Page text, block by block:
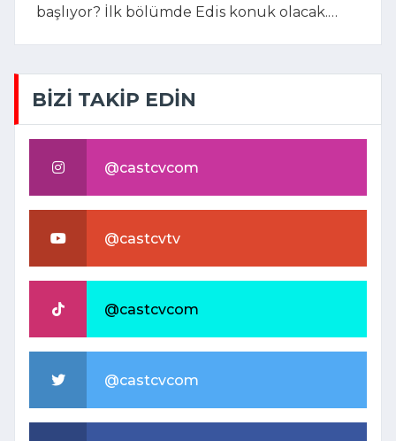
başlıyor? İlk bölümde Edis konuk olacak.
BİZİ TAKİP EDİN
@castcvcom
@castcvtv
@castcvcom
@castcvcom